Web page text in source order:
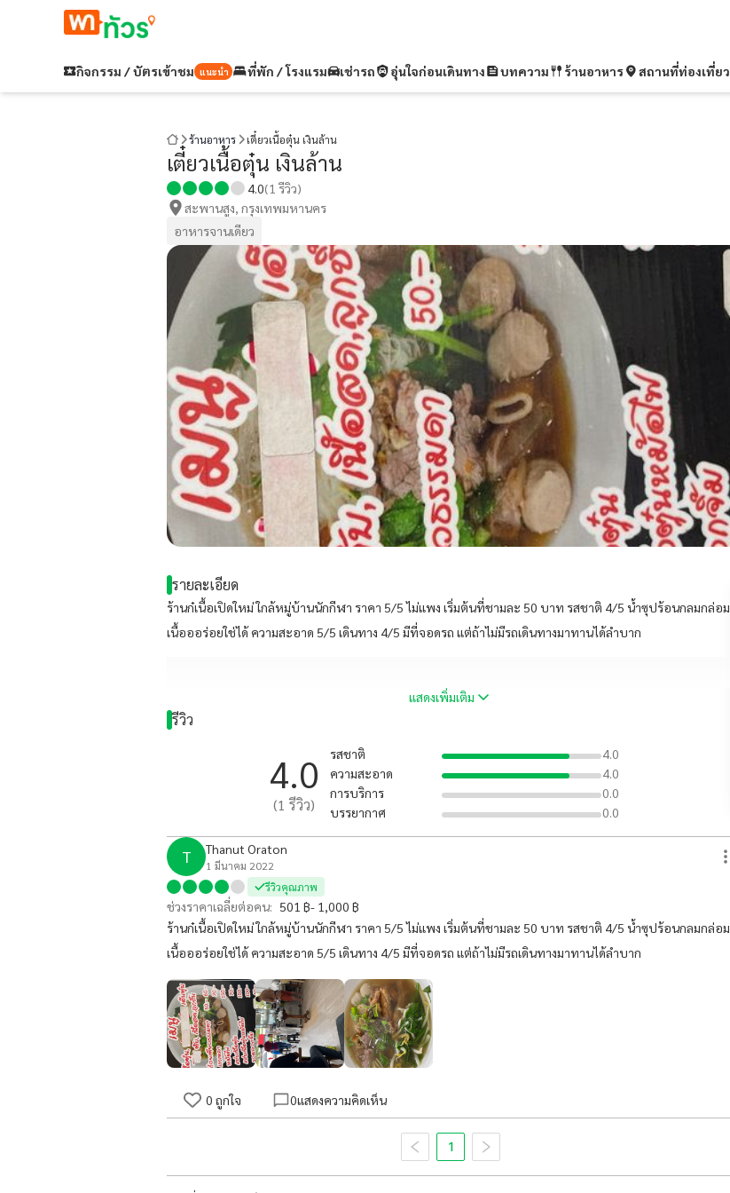
กิจกรรม / บัตรเข้าชม แนะนำ ที่พัก / โรงแรม เช่ารถ อุ่นใจก่อนเดินทาง บทความ ร้านอาหาร สถานที่ท่องเที่ยว
ร้านอาหาร เตี๋ยวเนื้อตุ๋น เงินล้าน
เตี๋ยวเนื้อตุ๋น เงินล้าน
4.0(1 รีวิว)
สะพานสูง, กรุงเทพมหานคร
อาหารจานเดียว
รายละเอียด
ร้านก๋เนื้อเปิดใหม่ ใกล้หมู่บ้านนักกีฬา ราคา 5/5 ไม่แพง เริ่มต้นที่ชามละ 50 บาท รสชาติ 4/5 น้ำซุปร้อนกลมกล่อม
เนื้อออร่อยใช่ได้ ความสะอาด 5/5 เดินทาง 4/5 มีที่จอดรถ แต่ถ้าไม่มีรถเดินทางมาทานได้ลำบาก
แสดงเพิ่มเติม
รีวิว
4.0
(1 รีวิว)
รสชาติ
4.0
ความสะอาด
4.0
การบริการ
0.0
บรรยากาศ
0.0
T Thanut Oraton
1 มีนาคม 2022
รีวิวคุณภาพ
ช่วงราคาเฉลี่ยต่อคน: 501 ฿- 1,000 ฿
ร้านก๋เนื้อเปิดใหม่ ใกล้หมู่บ้านนักกีฬา ราคา 5/5 ไม่แพง เริ่มต้นที่ชามละ 50 บาท รสชาติ 4/5 น้ำซุปร้อนกลมกล่อม
เนื้อออร่อยใช่ได้ ความสะอาด 5/5 เดินทาง 4/5 มีที่จอดรถ แต่ถ้าไม่มีรถเดินทางมาทานได้ลำบาก
0 ถูกใจ 0แสดงความคิดเห็น
1